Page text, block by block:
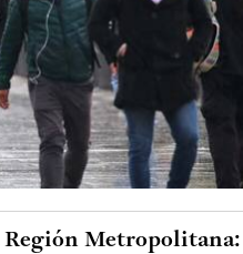
Metropolitana: